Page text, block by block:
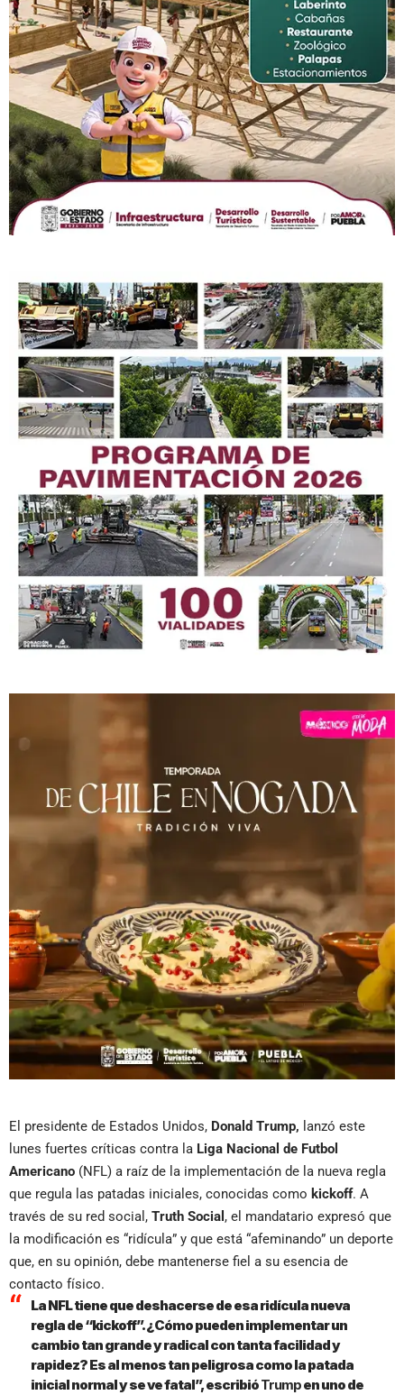
El presidente de Estados Unidos, Donald Trump, lanzó este
lunes fuertes críticas contra la Liga Nacional de Futbol
Americano (NFL) a raíz de la implementación de la nueva regla
que regula las patadas iniciales, conocidas como kickoff. A
través de su red social, Truth Social , el mandatario expresó que
la modificación es “ridícula” y que está “afeminando” un deporte
que, en su opinión, debe mantenerse fiel a su esencia de
contacto físico.
La NFL tiene que deshacerse de esa ridícula nueva
regla de “kickoff”. ¿Cómo pueden implementar un
cambio tan grande y radical con tanta facilidad y
rapidez? Es al menos tan peligrosa como la patada
inicial normal y se ve fatal”, escribióTrumpen uno de